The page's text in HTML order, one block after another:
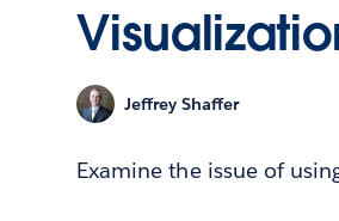
Jeffrey Shaffer
Examine the issue of